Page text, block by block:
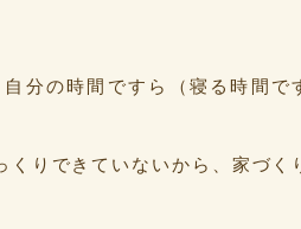
分の時間ですら（寝る時間で
りできていないから、家づく